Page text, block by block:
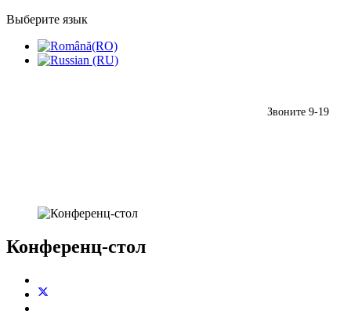
Выберите язык
Звоните 9-19
Конференц-стол